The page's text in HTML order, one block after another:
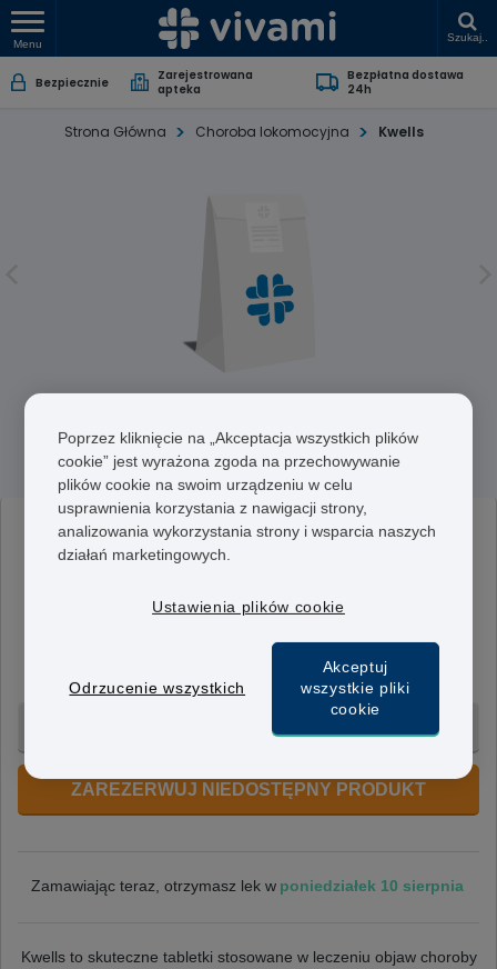
Menu
Szukaj..
Bezpiecznie
Zarejestrowana
apteka
Bezpłatna dostawa
24h
Strona Główna Choroba lokomocyjna Kwells
Kwells
Hyoscine Hydrobromide
Kwells
300mcg
hioscyny. Można je przyjmować według potrzeby, nie
należy jednak przyjmować więcej niż 3 tabletki dziennie
12 tab. - 324 zł
ZAREZERWUJ NIEDOSTĘPNY PRODUKT
Zamawiając teraz, otrzymasz lek w poniedziałek 10 sierpnia
Kwells to skuteczne tabletki stosowane w leczeniu objaw choroby
Poprzez kliknięcie na „Akceptacja wszystkich plików
cookie” jest wyrażona zgoda na przechowywanie
plików cookie na swoim urządzeniu w celu
usprawnienia korzystania z nawigacji strony,
analizowania wykorzystania strony i wsparcia naszych
działań marketingowych.
Ustawienia plików cookie
Odrzucenie wszystkich
Akceptuj
wszystkie pliki
cookie